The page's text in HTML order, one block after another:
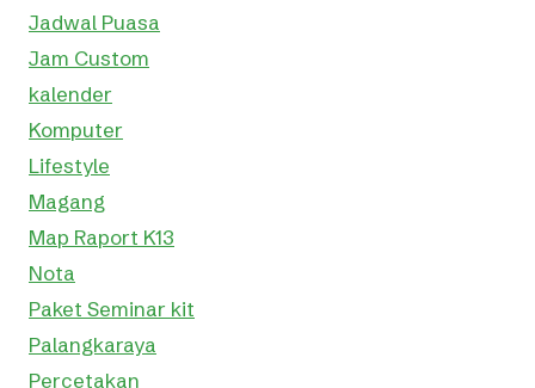
Jadwal Puasa
Jam Custom
kalender
Komputer
Lifestyle
Magang
Map Raport K13
Nota
Paket Seminar kit
Palangkaraya
Percetakan